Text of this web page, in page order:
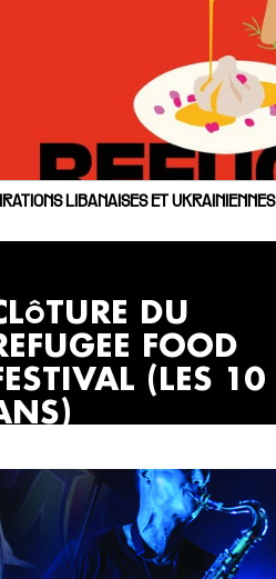
LIBANAISES ET UKRAINIENNES
DU
FOOD
(LES 10